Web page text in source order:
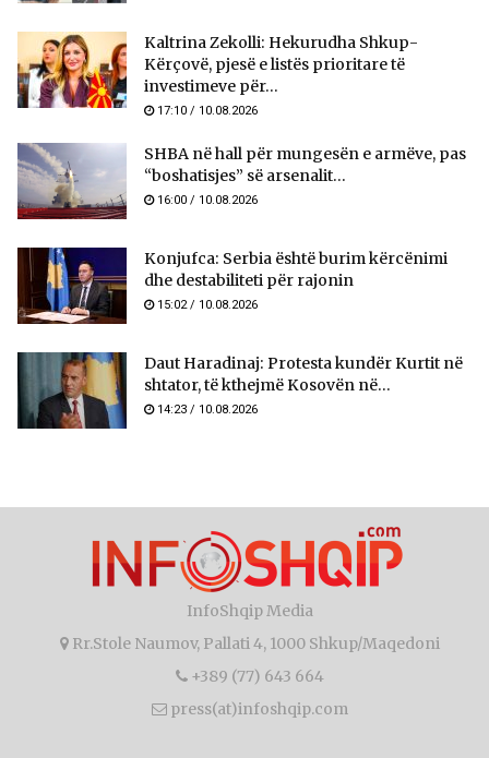
Kaltrina Zekolli: Hekurudha Shkup-
Kërçovë, pjesë e listës prioritare të
investimeve për...
17:10 / 10.08.2026
SHBA në hall për mungesën e armëve, pas
“boshatisjes” së arsenalit...
16:00 / 10.08.2026
Konjufca: Serbia është burim kërcënimi
dhe destabiliteti për rajonin
15:02 / 10.08.2026
Daut Haradinaj: Protesta kundër Kurtit në
shtator, të kthejmë Kosovën në...
14:23 / 10.08.2026
InfoShqip Media
Rr.Stole Naumov, Pallati 4, 1000 Shkup/Maqedoni
+389 (77) 643 664
press(at)infoshqip.com